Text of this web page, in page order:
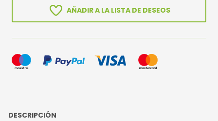
AÑADIR A LA LISTA DE DESEOS
DESCRIPCIÓN